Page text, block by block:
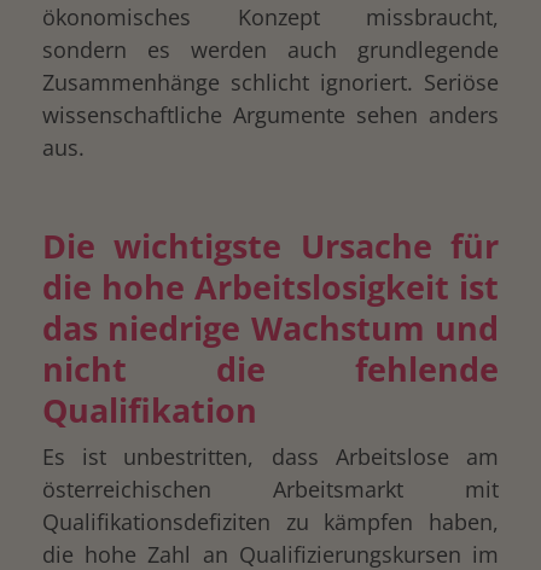
ökonomisches Konzept missbraucht,
sondern es werden auch grundlegende
Zusammenhänge schlicht ignoriert. Seriöse
wissenschaftliche Argumente sehen anders
aus.
Die wichtigste Ursache für
die hohe Arbeitslosigkeit ist
das niedrige Wachstum und
nicht die fehlende
Qualifikation
Es ist unbestritten, dass Arbeitslose am
österreichischen Arbeitsmarkt mit
Qualifikationsdefiziten zu kämpfen haben,
die hohe Zahl an Qualifizierungskursen im